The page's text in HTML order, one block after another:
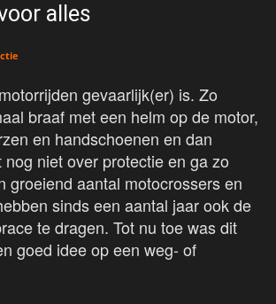
alles
gevaarlijk(er) is. Zo
braaf met een helm op de motor,
en handschoenen en dan
nog niet over protectie en ga zo
groeiend aantal motocrossers en
sinds een aantal jaar ook de
te dragen. Tot nu toe was dit
goed idee op een weg- of